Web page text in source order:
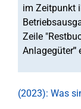
im Zeitpunkt
Zeile
Anlagegüter"
(2023): Was